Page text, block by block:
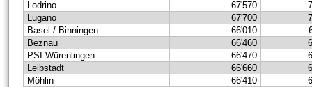
Lodrino
67'570
Lugano
67'700
Basel / Binningen
66'010
Beznau
66'460
PSI Würenlingen
66'470
Leibstadt
66'660
Möhlin
66'410